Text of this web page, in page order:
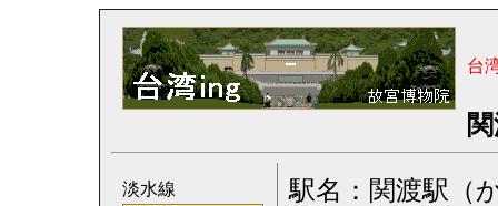
台
駅名：関渡駅（
淡水線